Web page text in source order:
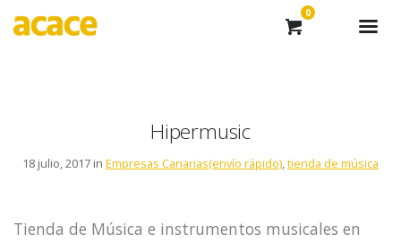
0
Hipermusic
18 julio, 2017 in Empresas Canarias(envío rápido),tienda de música
Tienda de Música e instrumentos musicales en